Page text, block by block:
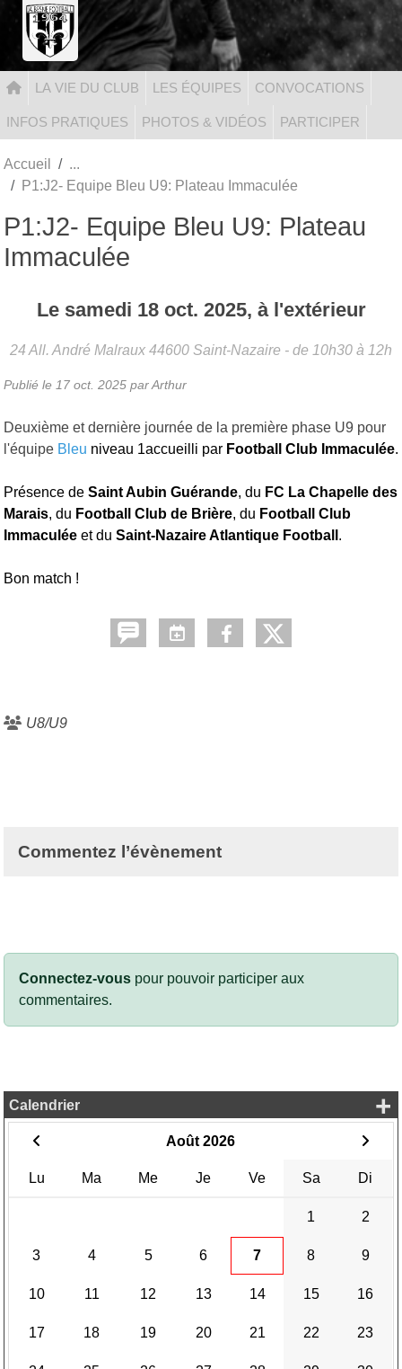
LA VIE DU CLUB LES ÉQUIPES CONVOCATIONS
INFOS PRATIQUES PHOTOS & VIDÉOS PARTICIPER
Accueil
P1:J2- Equipe Bleu U9: Plateau Immaculée
P1:J2- Equipe Bleu U9: Plateau
Immaculée
Le samedi 18 oct. 2025, à l'extérieur
24 All. André Malraux 44600 Saint-Nazaire - de 10h30 à 12h
Publié le 17 oct. 2025 par Arthur
Deuxième et dernière journée de la première phase U9 pour
l'équipe Bleu niveau 1accueilli par Football Club Immaculée.
Présence de Saint Aubin Guérande, du FC La Chapelle des
Marais, du Football Club de Brière, du Football Club
Immaculée et du Saint-Nazaire Atlantique Football .
Bon match !
U8/U9
Commentez l’évènement
Connectez-vous pour pouvoir participer aux
commentaires.
Calendrier
Août 2026
Lu Ma Me Je Ve Sa Di
1 2
3 4 5 6 7 8 9
10 11 12 13 14 15 16
17 18 19 20 21 22 23
+
Panneau de gestion des cookies